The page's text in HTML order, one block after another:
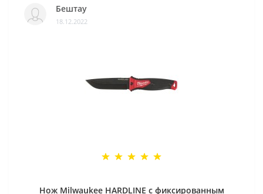
Бештау
18.12.2022
Нож Milwaukee HARDLINE с фиксированным